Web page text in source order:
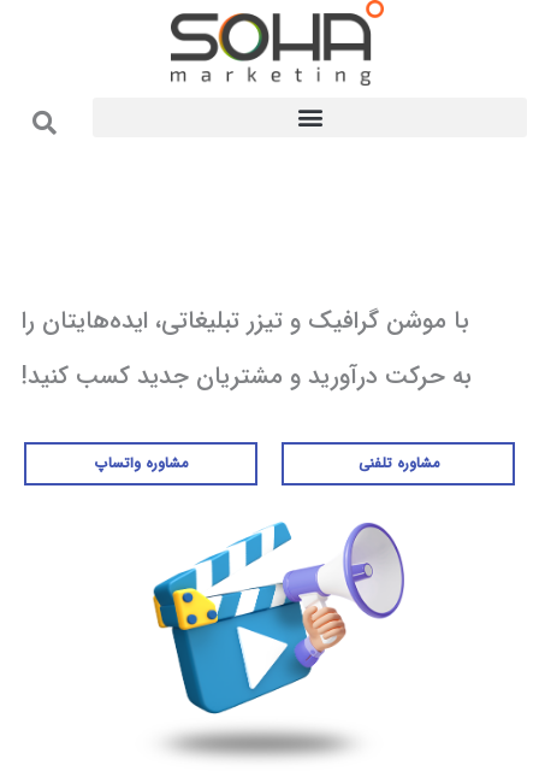
با موشن گرافیک و تیزر تبلیغاتی، ایده‌هایتان را
به حرکت درآورید و مشتریان جدید کسب کنید!
مشاوره تلفنی مشاوره واتساپ